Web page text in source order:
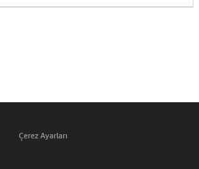
Çerez Ayarları